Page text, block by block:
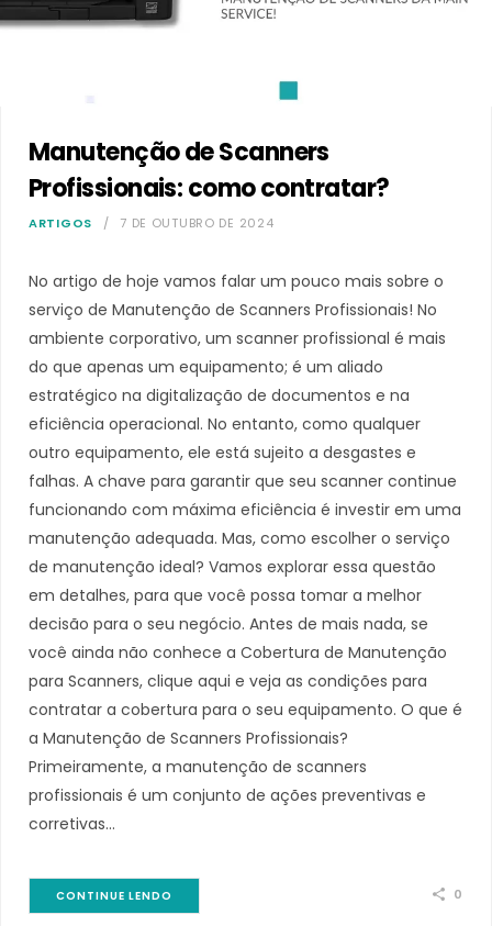
Manutenção de Scanners
Profissionais: como contratar?
ARTIGOS 7 DE OUTUBRO DE 2024
No artigo de hoje vamos falar um pouco mais sobre o
serviço de Manutenção de Scanners Profissionais! No
ambiente corporativo, um scanner profissional é mais
do que apenas um equipamento; é um aliado
estratégico na digitalização de documentos e na
eficiência operacional. No entanto, como qualquer
outro equipamento, ele está sujeito a desgastes e
falhas. A chave para garantir que seu scanner continue
funcionando com máxima eficiência é investir em uma
manutenção adequada. Mas, como escolher o serviço
de manutenção ideal? Vamos explorar essa questão
em detalhes, para que você possa tomar a melhor
decisão para o seu negócio. Antes de mais nada, se
você ainda não conhece a Cobertura de Manutenção
para Scanners, clique aqui e veja as condições para
contratar a cobertura para o seu equipamento. O que é
a Manutenção de Scanners Profissionais?
Primeiramente, a manutenção de scanners
profissionais é um conjunto de ações preventivas e
corretivas…
CONTINUE LENDO 0